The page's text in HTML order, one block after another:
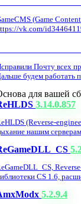
(Game
vk.com/
Почту всех
будем работать
для вашей
3.14.0.857
(Reverse-
нашим
CS 1.6,
5.2.9.4